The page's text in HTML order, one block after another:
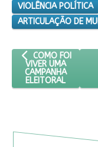
VIOLÊNCIA POLÍTICA
ARTICULAÇÃO DE
ARTIGO ANTERIOR:
COMO FOI
VIVER UMA
CAMPANHA
ELEITORAL